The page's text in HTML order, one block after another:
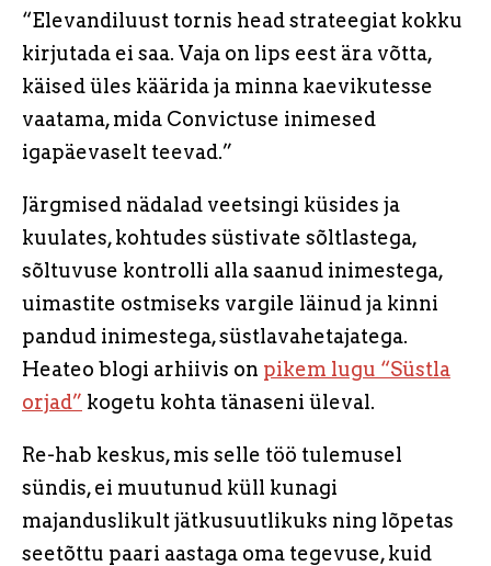
“Elevandiluust tornis head strateegiat kokku
kirjutada ei saa. Vaja on lips eest ära võtta,
käised üles käärida ja minna kaevikutesse
vaatama, mida Convictuse inimesed
igapäevaselt teevad.”
Järgmised nädalad veetsingi küsides ja
kuulates, kohtudes süstivate sõltlastega,
sõltuvuse kontrolli alla saanud inimestega,
uimastite ostmiseks vargile läinud ja kinni
pandud inimestega, süstlavahetajatega.
Heateo blogi arhiivis on pikem lugu “Süstla
orjad” kogetu kohta tänaseni üleval.
Re-hab keskus, mis selle töö tulemusel
sündis, ei muutunud küll kunagi
majanduslikult jätkusuutlikuks ning lõpetas
seetõttu paari aastaga oma tegevuse, kuid